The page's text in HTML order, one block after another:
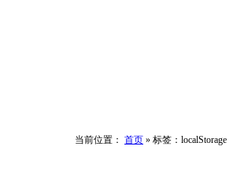
当前位置： 首页 » 标签：localStorage